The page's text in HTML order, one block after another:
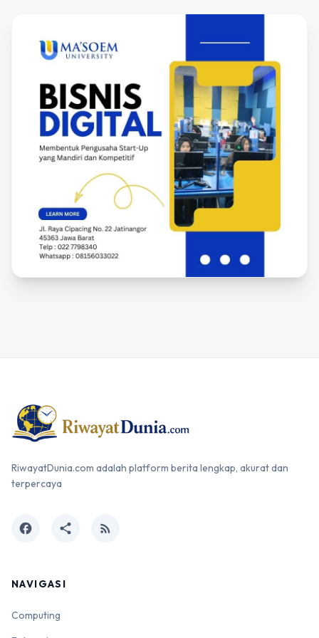
RiwayatDunia.com adalah platform berita lengkap, akurat dan
terpercaya
facebook share rss_feed
NAVIGASI
Computing